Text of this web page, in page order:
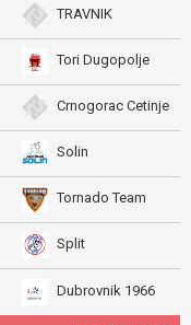
TRAVNIK
Tori Dugopolje
Crnogorac Cetinje
Solin
Tornado Team
Split
Dubrovnik 1966